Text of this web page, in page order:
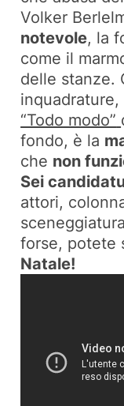
Volker
notevole, la
come il
delle stanze.
“Todo modo”
fondo, è la
che non
Sei
attori,
forse, potete
Natale!